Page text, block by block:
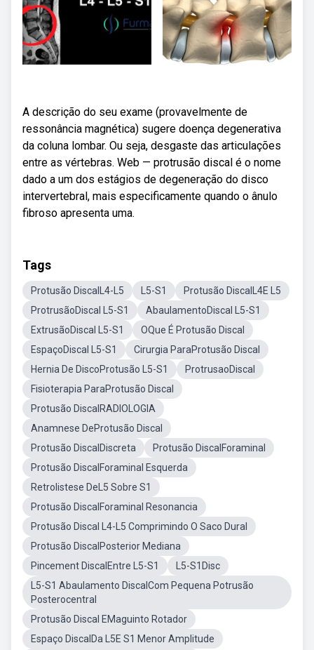
A descrição do seu exame (provavelmente de
ressonância magnética) sugere doença degenerativa
da coluna lombar. Ou seja, desgaste das articulações
entre as vértebras. Web — protrusão discal é o nome
dado a um dos estágios de degeneração do disco
intervertebral, mais especificamente quando o ânulo
fibroso apresenta uma.
Tags
Protusão DiscalL4-L5 L5-S1
Protusão DiscalL4E L5
ProtrusãoDiscal L5-S1
AbaulamentoDiscal L5-S1
ExtrusãoDiscal L5-S1
OQue É Protusão Discal
EspaçoDiscal L5-S1
Cirurgia ParaProtusão Discal
Hernia De DiscoProtusão L5-S1
ProtrusaoDiscal
Fisioterapia ParaProtusão Discal
Protusão DiscalRADIOLOGIA
Anamnese DeProtusão Discal
Protusão DiscalDiscreta
Protusão DiscalForaminal
Protusão DiscalForaminal Esquerda
Retrolistese DeL5 Sobre S1
Protusão DiscalForaminal Resonancia
Protusão Discal L4-L5 Comprimindo O Saco Dural
Protusão DiscalPosterior Mediana
Pincement DiscalEntre L5-S1
L5-S1Disc
L5-S1 Abaulamento DiscalCom Pequena Potrusão
Posterocentral
Protusão Discal EMaguinto Rotador
Espaço DiscalDa L5E S1 Menor Amplitude